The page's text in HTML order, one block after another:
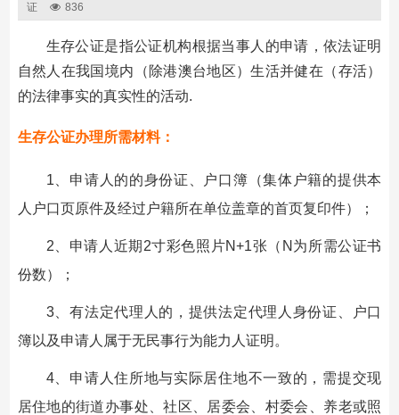
证
836
生存公证是指公证机构根据当事人的申请，依法证明
自然人在我国境内（除港澳台地区）生活并健在（存活）
的法律事实的真实性的活动.
生存公证办理所需材料：
1、申请人的的身份证、户口簿（集体户籍的提供本
人户口页原件及经过户籍所在单位盖章的首页复印件）；
2、申请人近期2寸彩色照片N+1张（N为所需公证书
份数）；
3、有法定代理人的，提供法定代理人身份证、户口
簿以及申请人属于无民事行为能力人证明。
4、申请人住所地与实际居住地不一致的，需提交现
居住地的街道办事处、社区、居委会、村委会、养老或照